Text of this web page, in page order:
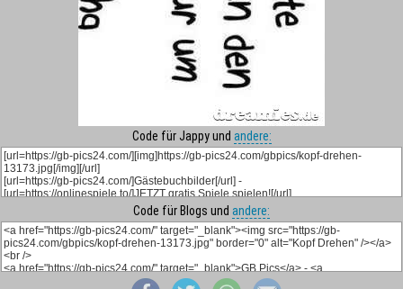
Code für Jappy und andere:
Code für Blogs und andere: